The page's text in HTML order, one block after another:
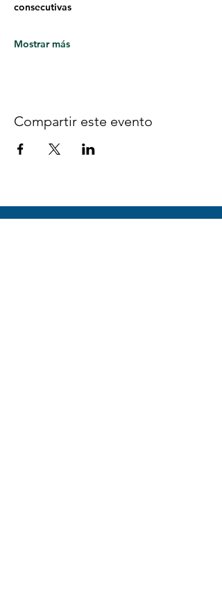
consecutivas
Mostrar más
Compartir este evento